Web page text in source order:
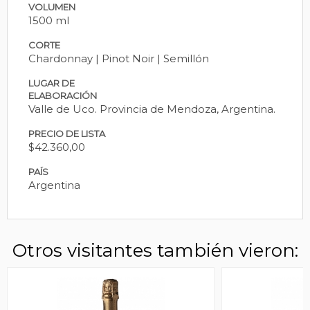
VOLUMEN
1500 ml
CORTE
Chardonnay | Pinot Noir | Semillón
LUGAR DE
ELABORACIÓN
Valle de Uco. Provincia de Mendoza, Argentina.
PRECIO DE LISTA
$42.360,00
PAÍS
Argentina
Otros visitantes también vieron: